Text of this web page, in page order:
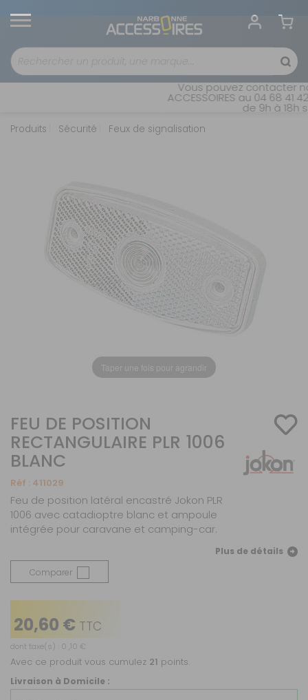
Vous pouvez contacter
ACCESSOIRES au 04 68 41
de 9h à 18h
Produits Sécurité Feux de signalisation
Taper une fois pour agrandir
FEU DE POSITION
RECTANGULAIRE PLR 1006
BLANC
Réf : 411029
Feu de position latéral encastré Jokon PLR
1006 avec catadioptre blanc et ampoule
intégrée pour caravane et camping-car.
Plus de détails
Comparer
20,60 € TTC
dont taxe(s) : 0 ,10 €
Avec ce produit vous cumulez 21 points.
Livraison à Domicile :